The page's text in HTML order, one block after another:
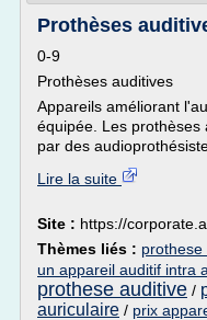
Prothèses
0-9
Prothèses auditives
Appareils améliorant
équipée. Les prothèses
par des
Lire la suite
Site : https://
Thèmes liés :
un appareil auditif intra
prothese auditive /
auriculaire / prix